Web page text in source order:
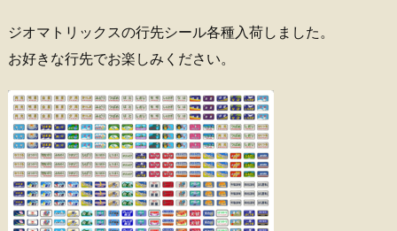
ジオマトリックスの行先シール各種入荷しました。
お好きな行先でお楽しみください。